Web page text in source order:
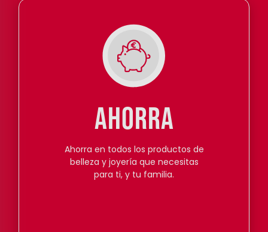
AHORRA
Ahorra en todos los productos de
belleza y joyería que necesitas
para ti, y tu familia.